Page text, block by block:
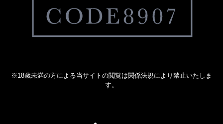
※18歳未満の方による当サイトの閲覧は関係法規により禁止いたしま
す。